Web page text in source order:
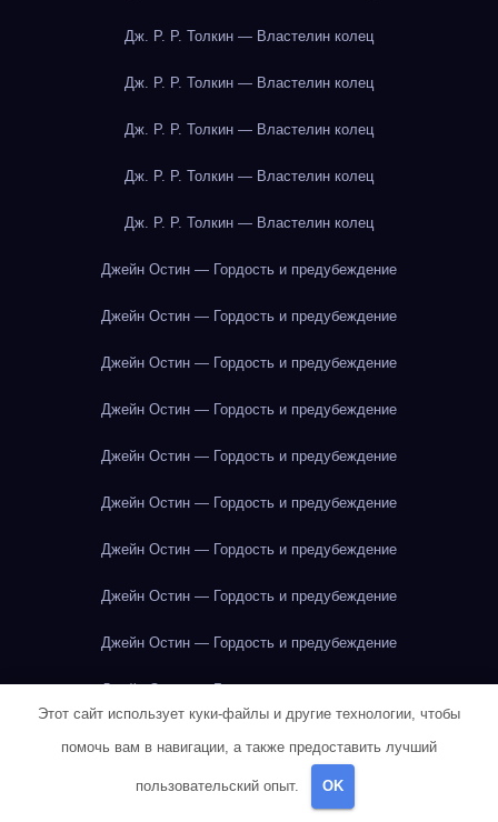
Дж. Р. Р. Толкин — Властелин колец
Дж. Р. Р. Толкин — Властелин колец
Дж. Р. Р. Толкин — Властелин колец
Дж. Р. Р. Толкин — Властелин колец
Дж. Р. Р. Толкин — Властелин колец
Джейн Остин — Гордость и предубеждение
Джейн Остин — Гордость и предубеждение
Джейн Остин — Гордость и предубеждение
Джейн Остин — Гордость и предубеждение
Джейн Остин — Гордость и предубеждение
Джейн Остин — Гордость и предубеждение
Джейн Остин — Гордость и предубеждение
Джейн Остин — Гордость и предубеждение
Джейн Остин — Гордость и предубеждение
Джейн Остин — Гордость и предубеждение
Джейн Остин — Гордость и предубеждение
Этот сайт использует куки-файлы и другие технологии, чтобы
помочь вам в навигации, а также предоставить лучший
пользовательский опыт. OK